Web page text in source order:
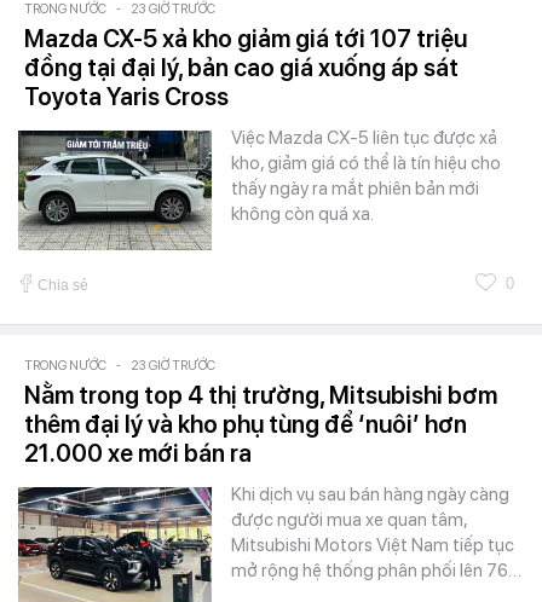
TRONG NƯỚC - 23 GIỜ TRƯỚC
Mazda CX-5 xả kho giảm giá tới 107 triệu
đồng tại đại lý, bản cao giá xuống áp sát
Toyota Yaris Cross
Việc Mazda CX-5 liên tục được xả
kho, giảm giá có thể là tín hiệu cho
thấy ngày ra mắt phiên bản mới
không còn quá xa.
Chia sẻ 0
TRONG NƯỚC - 23 GIỜ TRƯỚC
Nằm trong top 4 thị trường, Mitsubishi bơm
thêm đại lý và kho phụ tùng để ‘nuôi’ hơn
21.000 xe mới bán ra
Khi dịch vụ sau bán hàng ngày càng
được người mua xe quan tâm,
Mitsubishi Motors Việt Nam tiếp tục
mở rộng hệ thống phân phối lên 76…